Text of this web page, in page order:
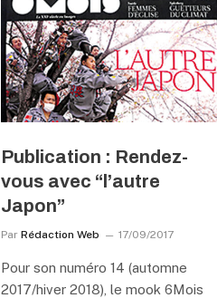
Publication : Rendez-
vous avec “l’autre
Japon”
Par Rédaction Web 17/09/2017
Pour son numéro 14 (automne
2017/hiver 2018), le mook 6Mois